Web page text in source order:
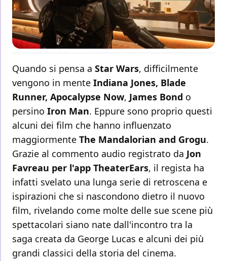
Quando si pensa a Star Wars, difficilmente
vengono in mente Indiana Jones, Blade
Runner, Apocalypse Now, James Bond o
persino Iron Man. Eppure sono proprio questi
alcuni dei film che hanno influenzato
maggiormente The Mandalorian and Grogu.
Grazie al commento audio registrato da Jon
Favreau per l'app TheaterEars, il regista ha
infatti svelato una lunga serie di retroscena e
ispirazioni che si nascondono dietro il nuovo
film, rivelando come molte delle sue scene più
spettacolari siano nate dall'incontro tra la
saga creata da George Lucas e alcuni dei più
grandi classici della storia del cinema.